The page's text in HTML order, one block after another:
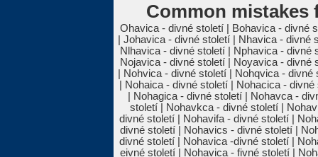
Common mistakes
Ohavica - divné století | Bohavica - divné
| Johavica - divné století | Nhavica -
Nlhavica - divné století | Nphavica -
Nojavica - divné století | Noyavica -
| Nohvica - divné století | Nohqvica -
| Nohaica - divné století | Nohacica -
| Nohagica - divné století | Nohavca -
století | Nohavkca - divné století |
divné století | Nohavifa - divné století |
divné století | Nohavics - divné století |
divné století | Nohavica -divné století |
eivné století | Nohavica - fivné století |